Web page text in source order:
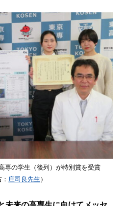
専の学生（後列）が特別賞を受賞
庄司良先生 ）